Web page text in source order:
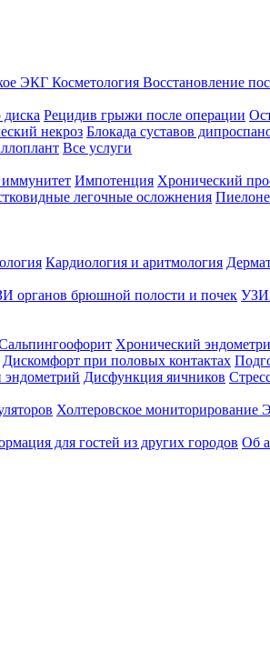
ЭКГ Косметология Восстановление
Рецидив грыжи после операции
некроз Блокада суставов
Все услуги
Импотенция Хронический
легочные осложнения
Кардиология и аритмология
органов брюшной полости и почек УЗИ
Хронический
Дискомфорт при половых контактах
эндометрий Дисфункция яичников
Холтеровское мониторирование
для гостей из других городов Об